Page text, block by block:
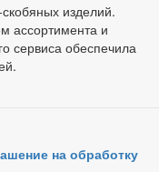
изделий.
ассортимента и
сервиса обеспечила
на обработку